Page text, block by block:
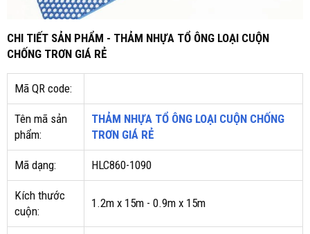
CHI TIẾT SẢN PHẨM - THẢM NHỰA TỔ ÔNG LOẠI CUỘN
CHỐNG TRƠN GIÁ RẺ
Mã QR code:
Tên mã sản
phẩm:
THẢM NHỰA TỔ ÔNG LOẠI CUỘN CHỐNG
TRƠN GIÁ RẺ
Mã dạng: HLC860-1090
Kích thước
cuộn:
1.2m x 15m - 0.9m x 15m